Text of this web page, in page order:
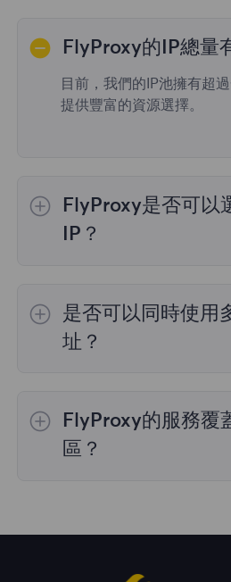
FlyProxy的IP總量
目前，我們的IP池擁有超
提供豐富的資源選擇。
FlyProxy是否可以
IP？
的代理選擇； 靜態住宅代
理，購買時您可以選擇所需
是否可以同時使用
址？
有用。您可以在管理面板
國家的IP地址。
FlyProxy的服務覆
區？